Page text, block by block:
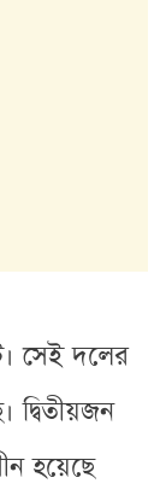
সেই দলের
দ্বিতীয়জন
হয়েছে